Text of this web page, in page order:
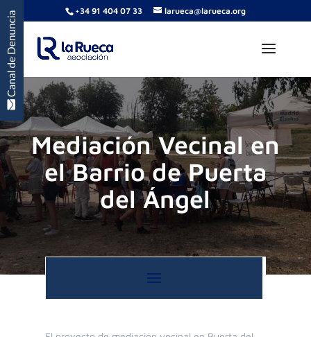
+34 91 404 07 33 larueca@larueca.org
Mediación Vecinal en
el Barrio de Puerta
del Ángel